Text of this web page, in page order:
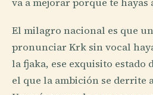
El milagro nacional es que
pronunciar Krk sin vocal
la fjaka, ese exquisito estado
el que la ambición se derrite